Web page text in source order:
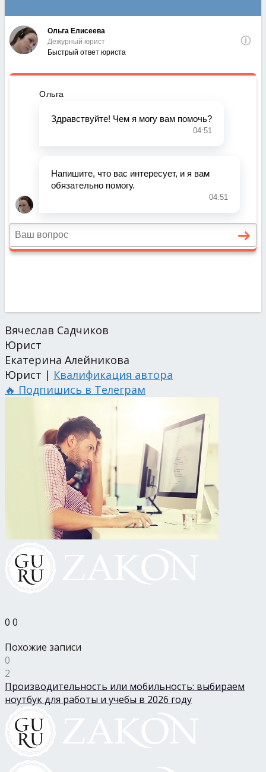
Вячеслав Садчиков
Юрист
Екатерина Алейникова
Юрист | Квалификация автора
🔥 Подпишись в Телеграм
0 0
Похожие записи
0
2
Производительность или мобильность: выбираем
ноутбук для работы и учебы в 2026 году